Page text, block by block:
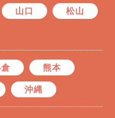
山口 松山
熊本
沖縄